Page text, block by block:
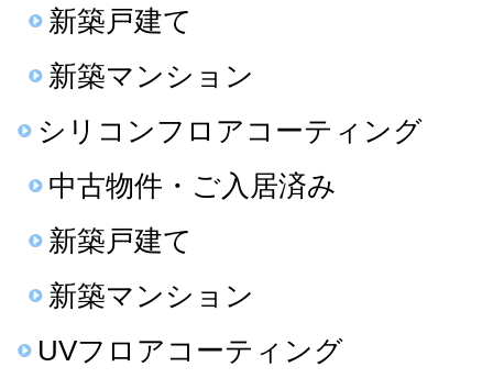
新築戸建て
新築マンション
シリコンフロアコーティング
中古物件・ご入居済み
新築戸建て
新築マンション
UVフロアコーティング